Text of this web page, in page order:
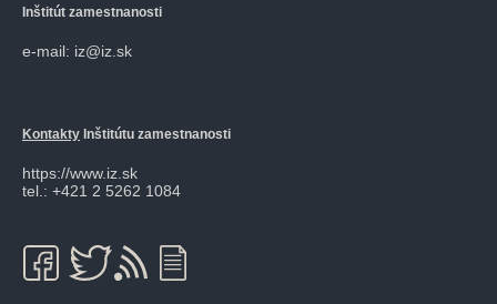
Inštitút zamestnanosti
e-mail: iz@iz.sk
Kontakty Inštitútu zamestnanosti
https://www.iz.sk
tel.: +421 2 5262 1084